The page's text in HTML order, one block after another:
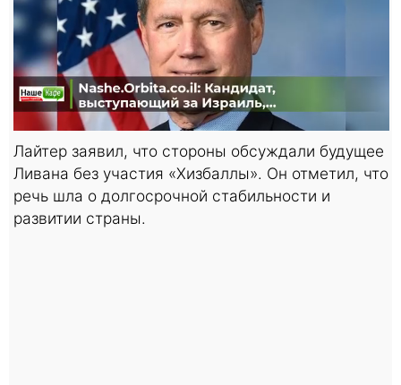
Лайтер заявил, что стороны обсуждали будущее
Ливана без участия «Хизбаллы». Он отметил, что
речь шла о долгосрочной стабильности и
развитии страны.